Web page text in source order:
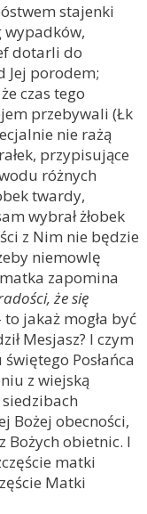
stajenki
dotarli do
Jej porodem;
czas tego
przebywali (Łk
nie rażą
przypisujące
różnych
twardy,
wybrał żłobek
z Nim nie będzie
niemowlę
zapomina
że się
to jakaż mogła być
Mesjasz? I czym
Posłańca
z wiejską
Bożej obecności,
Bożych obietnic. I
matki
Matki